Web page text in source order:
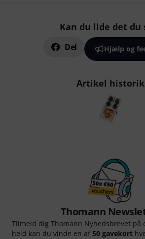
Kan du lide det du
Del Hjælp og
Artikel historik
Thomann
Tilmeld dig Thomann Nyhedsbrevet på
held kan du vinde en af 50 gavekort